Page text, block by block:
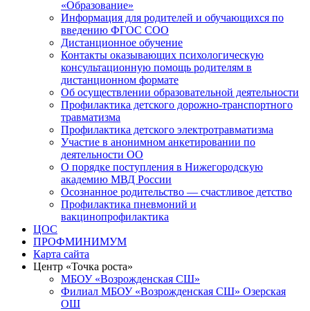
«Образование»
Информация для родителей и обучающихся по
введению ФГОС СОО
Дистанционное обучение
Контакты оказывающих психологическую
консультационную помощь родителям в
дистанционном формате
Об осуществлении образовательной деятельности
Профилактика детского дорожно-транспортного
травматизма
Профилактика детского электротравматизма
Участие в анонимном анкетировании по
деятельности ОО
О порядке поступления в Нижегородскую
академию МВД России
Осознанное родительство — счастливое детство
Профилактика пневмоний и
вакцинопрофилактика
ЦОС
ПРОФМИНИМУМ
Карта сайта
Центр «Точка роста»
МБОУ «Возрожденская СШ»
Филиал МБОУ «Возрожденская СШ» Озерская
ОШ